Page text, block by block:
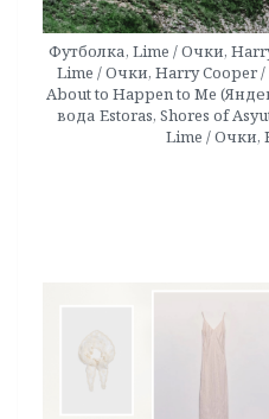
Футболка, Lime / Очки,
Lime / Очки, Harry Cooper
About to Happen to Me
вода Estoras, Shores of
Lime / Очки,